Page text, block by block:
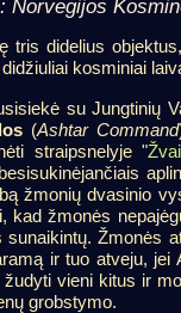
Norvegijos
tris didelius
kosminiai
su Jungtinių
(Ashtar Command
straipsnelyje "
žmonių dvasinio
kad žmonės
Žmonės
ir tuo atveju,
vieni kitus ir
grobstymo.